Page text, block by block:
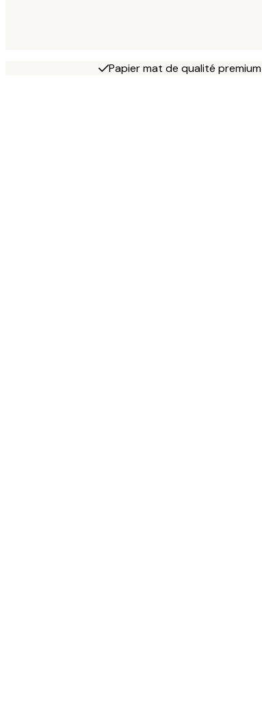
Papier mat de qualité premium